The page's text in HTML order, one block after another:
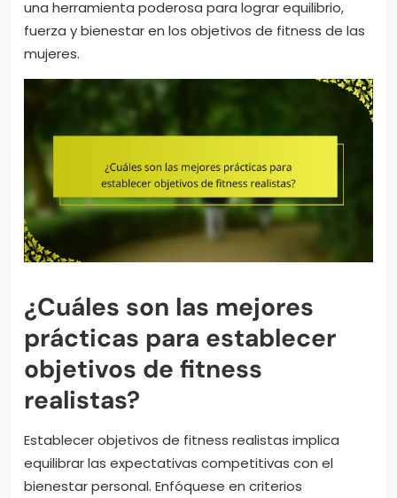
una herramienta poderosa para lograr equilibrio,
fuerza y bienestar en los objetivos de fitness de las
mujeres.
¿Cuáles son las mejores
prácticas para establecer
objetivos de fitness
realistas?
Establecer objetivos de fitness realistas implica
equilibrar las expectativas competitivas con el
bienestar personal. Enfóquese en criterios